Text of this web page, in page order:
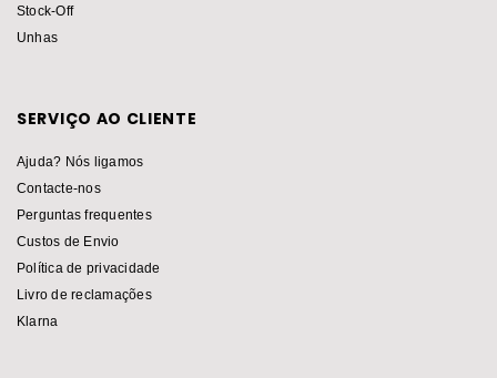
Stock-Off
Unhas
SERVIÇO AO CLIENTE
Ajuda? Nós ligamos
Contacte-nos
Perguntas frequentes
Custos de Envio
Política de privacidade
Livro de reclamações
Klarna